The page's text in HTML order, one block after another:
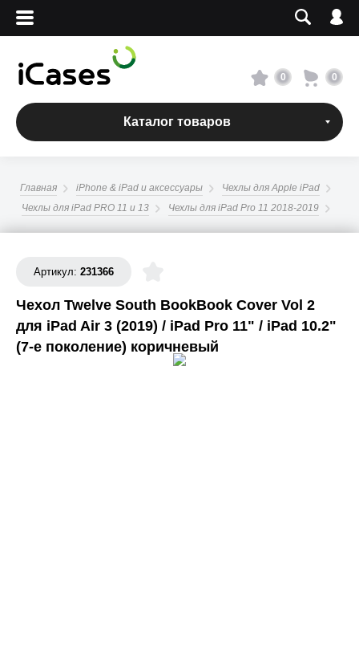
Вход
Сервисный центр
О магазине
+7 495 960-31-54
+7 800 500-31-47
0 0
Каталог товаров
Главная iPhone & iPad и аксессуары
Чехлы для Apple iPad
Чехлы для iPad PRO 11 и 13
Чехлы для iPad Pro 11 2018-2019
Артикул: 231366
Чехол Twelve South BookBook Cover Vol 2
для iPad Air 3 (2019) / iPad Pro 11" / iPad 10.2"
(7-е поколение) коричневый